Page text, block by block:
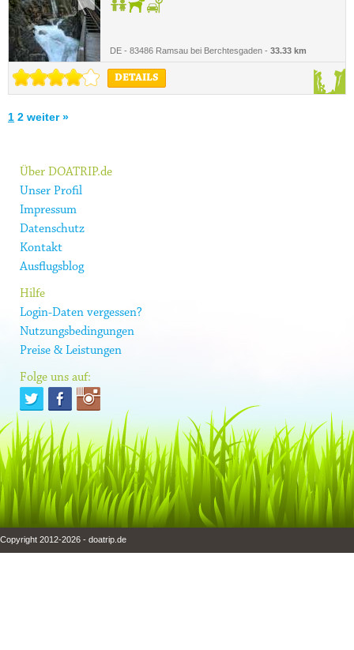
DE - 83486 Ramsau bei Berchtesgaden - 33.33 km
DETAILS
1 2 weiter »
Über DOATRIP.de
Unser Profil
Impressum
Datenschutz
Kontakt
Ausflugsblog
Hilfe
Login-Daten vergessen?
Nutzungsbedingungen
Preise & Leistungen
Folge uns auf:
Copyright 2012-2026 - doatrip.de